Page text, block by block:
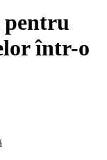
pentru
într-o